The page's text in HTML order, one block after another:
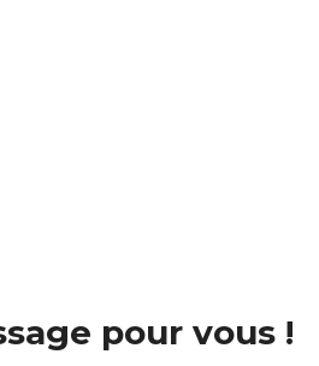
pour vous !